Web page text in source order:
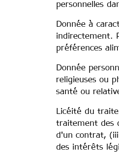
personnelles
Donnée à
indirectement.
préférences
Donnée
religieuses ou
santé ou
Licéité du
traitement des
d'un contrat,
des intérêts